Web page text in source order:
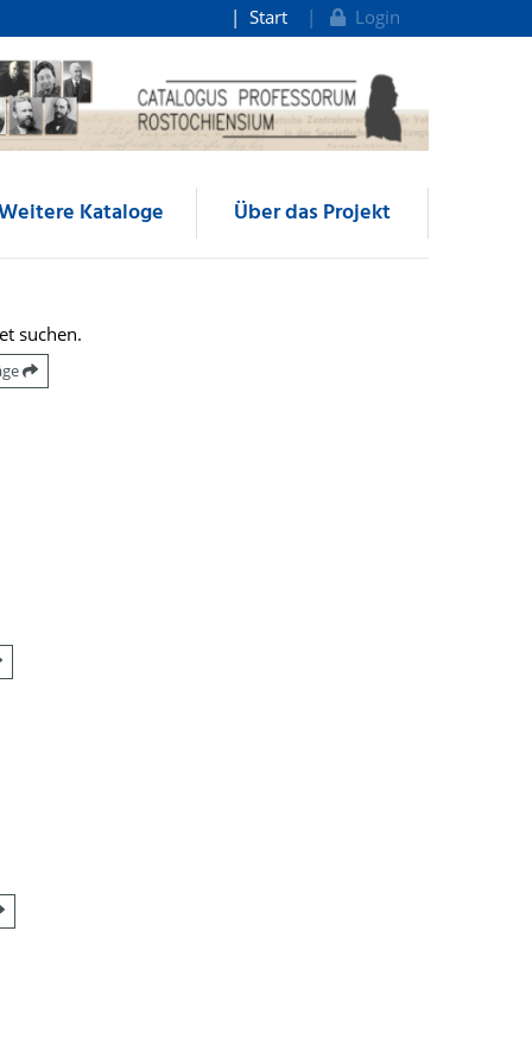
Start Login
Kataloge Über das Projekt
suchen.